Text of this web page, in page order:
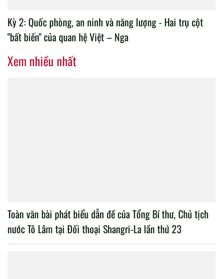
Kỳ 2: Quốc phòng, an ninh và năng lượng - Hai trụ cột
"bất biến" của quan hệ Việt – Nga
Xem nhiều nhất
Toàn văn bài phát biểu dẫn đề của Tổng Bí thư, Chủ tịch
nước Tô Lâm tại Đối thoại Shangri-La lần thứ 23